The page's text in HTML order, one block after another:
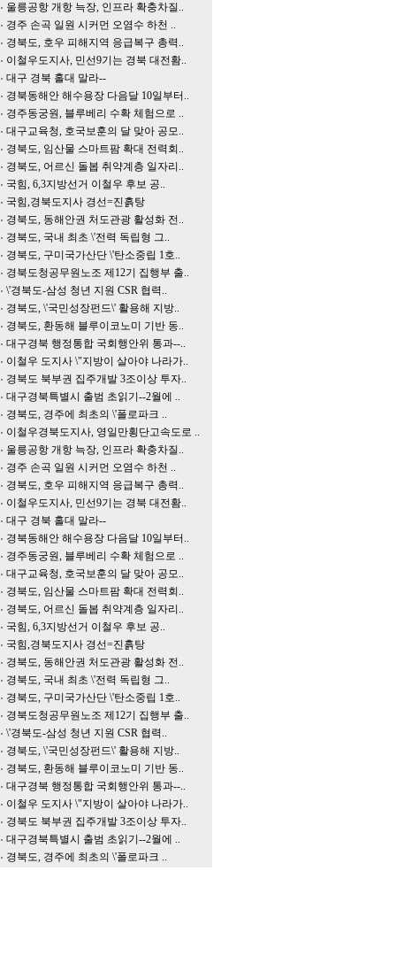
울릉공항 개항 늑장, 인프라 확충차질..
경주 손곡 일원 시커먼 오염수 하천 ..
경북도, 호우 피해지역 응급복구 총력..
이철우도지사, 민선9기는 경북 대전홤..
대구 경북 홀대 말라--
경북동해안 해수용장 다음달 10일부터..
경주동궁원, 블루베리 수확 체험으로 ..
대구교육청, 호국보훈의 달 맞아 공모..
경북도, 임산물 스마트팜 확대 전력회..
경북도, 어르신 돌봅 취약계층 일자리..
국힘, 6,3지방선거 이철우 후보 공..
국힘,경북도지사 경선=진흙탕
경북도, 동해안권 처도관광 활성화 전..
경북도, 국내 최초 \'전력 독립형 그..
경북도, 구미국가산단 \'탄소중립 1호..
경북도청공무원노조 제12기 집행부 출..
\'경북도-삼성 청년 지원 CSR 협력..
경북도, \'국민성장펀드\' 활용해 지방..
경북도, 환동해 블루이코노미 기반 동..
대구경북 행정통합 국회행안위 통과--..
이철우 도지사 \"지방이 살아야 나라가..
경북도 북부권 집주개발 3조이상 투자..
대구경북특별시 출범 초읽기--2월에 ..
경북도, 경주에 최초의 \'폴로파크 ..
이철우경북도지사, 영일만횡단고속도로 ..
울릉공항 개항 늑장, 인프라 확충차질..
경주 손곡 일원 시커먼 오염수 하천 ..
경북도, 호우 피해지역 응급복구 총력..
이철우도지사, 민선9기는 경북 대전홤..
대구 경북 홀대 말라--
경북동해안 해수용장 다음달 10일부터..
경주동궁원, 블루베리 수확 체험으로 ..
대구교육청, 호국보훈의 달 맞아 공모..
경북도, 임산물 스마트팜 확대 전력회..
경북도, 어르신 돌봅 취약계층 일자리..
국힘, 6,3지방선거 이철우 후보 공..
국힘,경북도지사 경선=진흙탕
경북도, 동해안권 처도관광 활성화 전..
경북도, 국내 최초 \'전력 독립형 그..
경북도, 구미국가산단 \'탄소중립 1호..
경북도청공무원노조 제12기 집행부 출..
\'경북도-삼성 청년 지원 CSR 협력..
경북도, \'국민성장펀드\' 활용해 지방..
경북도, 환동해 블루이코노미 기반 동..
대구경북 행정통합 국회행안위 통과--..
이철우 도지사 \"지방이 살아야 나라가..
경북도 북부권 집주개발 3조이상 투자..
대구경북특별시 출범 초읽기--2월에 ..
경북도, 경주에 최초의 \'폴로파크 ..